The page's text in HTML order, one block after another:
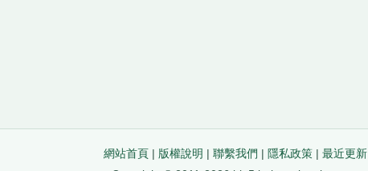
網站首頁 | 版權說明 | 聯繫我們 | 隱私政策 | 最近更新